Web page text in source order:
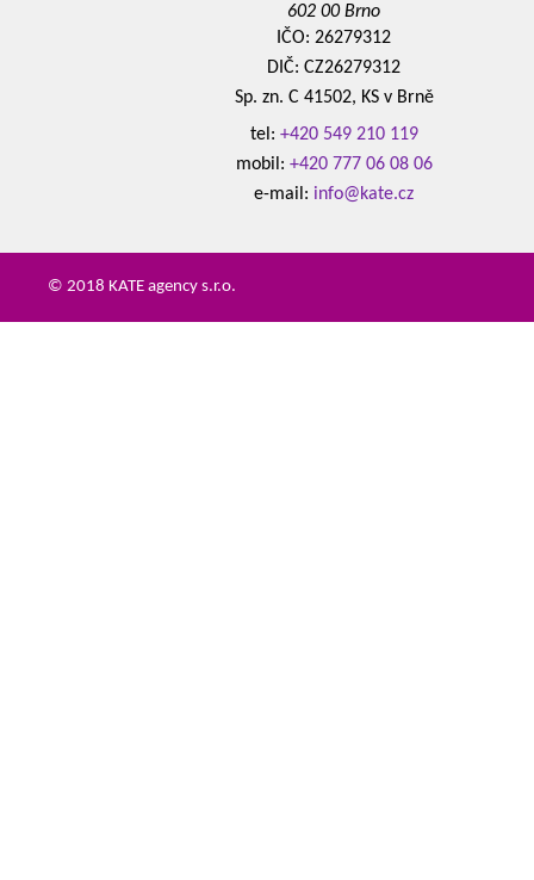
602 00 Brno
IČO: 26279312
DIČ: CZ26279312
Sp. zn. C 41502, KS v Brně
tel: +420 549 210 119
mobil: +420 777 06 08 06
e-mail: info@kate.cz
© 2018 KATE agency s.r.o.